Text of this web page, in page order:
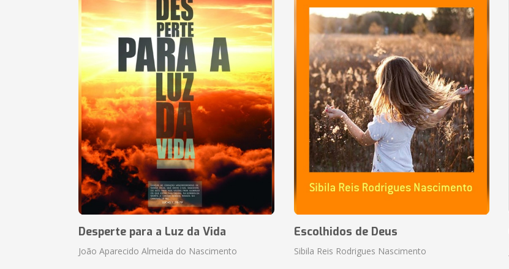
Desperte para a Luz da Vida
João Aparecido Almeida do Nascimento
Escolhidos de Deus
Sibila Reis Rodrigues Nascimento